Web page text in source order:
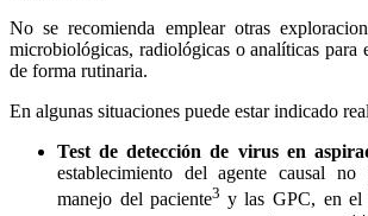
No se recomienda emplear otras
microbiológicas, radiológicas o analíticas para
de forma rutinaria.
En algunas situaciones puede estar indicado
Test de detección de virus en
establecimiento del agente causal
manejo del paciente3 y las GPC, en el